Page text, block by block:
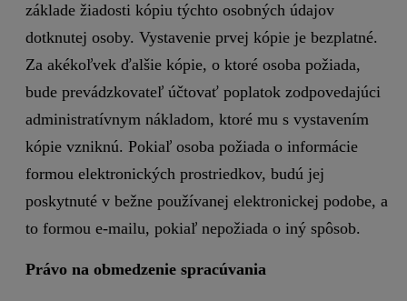
základe žiadosti kópiu týchto osobných údajov
dotknutej osoby. Vystavenie prvej kópie je bezplatné.
Za akékoľvek ďalšie kópie, o ktoré osoba požiada,
bude prevádzkovateľ účtovať poplatok zodpovedajúci
administratívnym nákladom, ktoré mu s vystavením
kópie vzniknú. Pokiaľ osoba požiada o informácie
formou elektronických prostriedkov, budú jej
poskytnuté v bežne používanej elektronickej podobe, a
to formou e-mailu, pokiaľ nepožiada o iný spôsob.
Právo na obmedzenie spracúvania